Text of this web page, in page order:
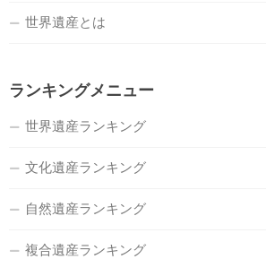
世界遺産とは
ランキングメニュー
世界遺産ランキング
文化遺産ランキング
自然遺産ランキング
複合遺産ランキング